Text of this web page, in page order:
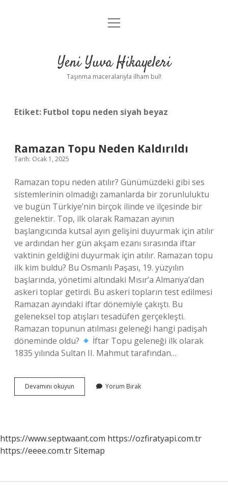
Anasayfa
Yasal Uyarı
menüyü
Yeni Yuva Hikayeleri
Taşınma maceralarıyla ilham bul!
Etiket: Futbol topu neden siyah beyaz
Ramazan Topu Neden Kaldırıldı
Tarih: Ocak 1, 2025
Ramazan topu neden atılır? Günümüzdeki gibi ses
sistemlerinin olmadığı zamanlarda bir zorunluluktu
ve bugün Türkiye’nin birçok ilinde ve ilçesinde bir
gelenektir. Top, ilk olarak Ramazan ayının
başlangıcında kutsal ayın gelişini duyurmak için atılır
ve ardından her gün akşam ezanı sırasında iftar
vaktinin geldiğini duyurmak için atılır. Ramazan topu
ilk kim buldu? Bu Osmanlı Paşası, 19. yüzyılın
başlarında, yönetimi altındaki Mısır’a Almanya’dan
askeri toplar getirdi. Bu askeri topların test edilmesi
Ramazan ayındaki iftar dönemiyle çakıştı. Bu
geleneksel top atışları tesadüfen gerçekleşti.
Ramazan topunun atılması geleneği hangi padişah
döneminde oldu?
İftar Topu geleneği ilk olarak
1835 yılında Sultan II. Mahmut tarafından…
Devamını okuyun Ramazan
Topu
Yorum Bırak
https://www.septwaant.com https://ozfiratyapi.com.tr
https://eeee.com.trSitemap